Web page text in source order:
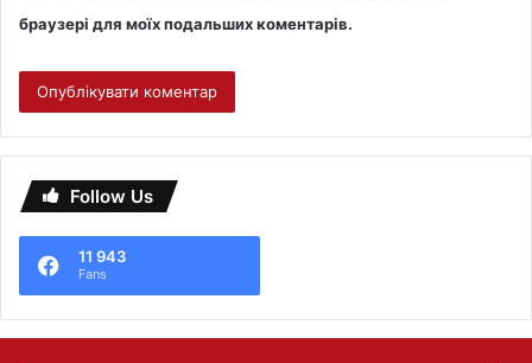
браузері для моїх подальших коментарів.
Follow Us
11 943
Fans